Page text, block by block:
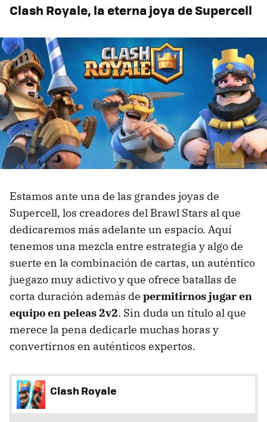
Clash Royale, la eterna joya de Supercell
Estamos ante una de las grandes joyas de
Supercell, los creadores del Brawl Stars al que
dedicaremos más adelante un espacio. Aquí
tenemos una mezcla entre estrategia y algo de
suerte en la combinación de cartas, un auténtico
juegazo muy adictivo y que ofrece batallas de
corta duración además de permitirnos jugar en
equipo en peleas 2v2. Sin duda un título al que
merece la pena dedicarle muchas horas y
convertirnos en auténticos expertos.
Clash Royale